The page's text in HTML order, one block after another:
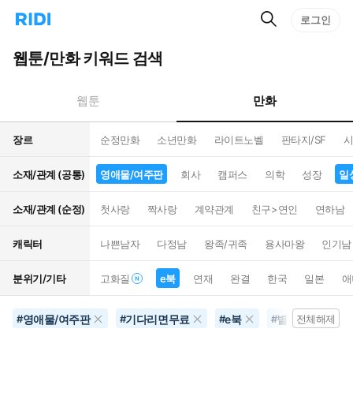
리
홈
으
턴
트
검
로그인
웹툰/만화 키워드 검색
웹툰 만화
장르 순정만화 소년만화 라이트노벨 판타지/SF
소재/관계 (공통) 영애물/여주판 회사 캠퍼스 의학 성장 일
소재/관계 (순정) 첫사랑 짝사랑 계약관계 친구>연인 연하남
캐릭터 나쁜남자 다정남 왕족/귀족 용사마왕 인기남
분위기/기타 고화질 e북 연재 완결 한국 일본
#영애물/여주판 #기다리면무료 #e북 #별점500개이상
전체해제